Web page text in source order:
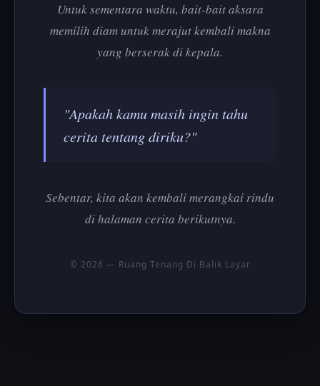
Untuk sementara waktu, bait-bait aksara
memilih diam untuk merajut kembali makna
yang berserak di kepala.
"Apakah kamu masih ingin tahu
cerita tentang diriku?"
Sebentar, kita akan kembali merangkai rindu
di halaman cerita berikutnya.
© 2026 — Ruang Tenang Di Balik Layar